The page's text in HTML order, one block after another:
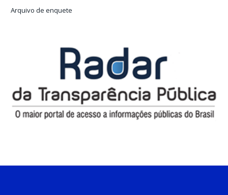
Arquivo de enquete